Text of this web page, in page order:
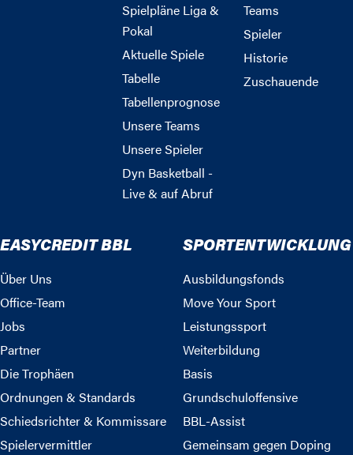
Spielpläne Liga &
Pokal
Aktuelle Spiele
Tabelle
Tabellenprognose
Unsere Teams
Unsere Spieler
Dyn Basketball -
Live & auf Abruf
Teams
Spieler
Historie
Zuschauende
EASYCREDIT BBL
Über Uns
Office-Team
Jobs
Partner
Die Trophäen
Ordnungen & Standards
Schiedsrichter & Kommissare
Spielervermittler
SPORTENTWICKLUNG
Ausbildungsfonds
Move Your Sport
Leistungssport
Weiterbildung
Basis
Grundschuloffensive
BBL-Assist
Gemeinsam gegen Doping